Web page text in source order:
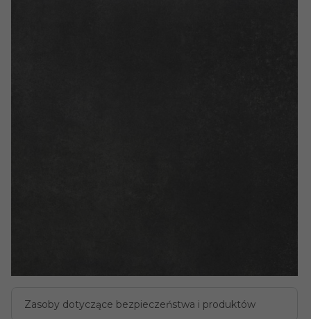
Zasoby dotyczące bezpieczeństwa i produktów